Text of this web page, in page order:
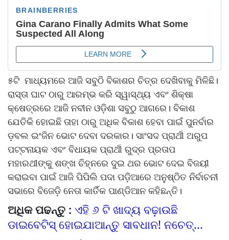
୫ଟି ମାଧ୍ୟମରେ ଆଜି ସବୁଠି ବିକାଶର ଚିତ୍ର ଦେଖିବାକୁ ମିଳିଛି।
ରାସ୍ତା ଘାଟ ଠାରୁ ଆରମ୍ଭ କରି ସ୍ୱାସ୍ଥ୍ୟ ଏବଂ ଶିକ୍ଷା
କ୍ଷେତ୍ରରେ ଆଜି ନବୀନ ଓଡ଼ିଶା ସବୁଠୁ ଆଗରେ। ବିକାଶ
ଯେତିକି ହୋଇଛି ତାହା ଠାରୁ ଅଧିକ ବିକାଶ ହେବା ପାଇଁ ପୁନର୍ବାର
ଡ଼ବଲ ଇଂଜିନ ଭୋଟ ଦେବା ଦରକାର। ସାଂସଦ ପ୍ରାର୍ଥୀ ଅରୁପ
ପଟ୍ଟନାୟକ ଏବଂ ବିଧାୟକ ପ୍ରାର୍ଥୀ ରୁଦ୍ର ପ୍ରତାପ
ମହାରଥୀଙ୍କୁ ଶଙ୍ଖ ଚିହ୍ନରେ ଦୁଇ ଥର ଭୋଟ ଦେଇ ବିଜୟୀ
କରାଇବା ପାଇଁ ଆଜି ପିପିଲି ପଦା ପଡ଼ିଆରେ ଅନୁଷ୍ଠିତ ନିର୍ବାଚନୀ
ସଭାରେ ବିଜେଡ଼ି ନେତା କାର୍ତିକ ପାଣ୍ଡିଆନ କହିଛନ୍ତି।
ଅଧିକ ପଢନ୍ତୁ : ଏହି ୬ ଟି ଖାଦ୍ୟ ବଢ଼ାଉଛି
ଡାଇବେଟିସ୍ ହୋଇଯାଆନ୍ତୁ ସାବଧାନ! ନଚେତ୍...